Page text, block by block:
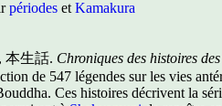
périodeset Kamakura
, 本生話. Chroniques des histoires
de 547 légendes sur les vies
Ces histoires décrivent la